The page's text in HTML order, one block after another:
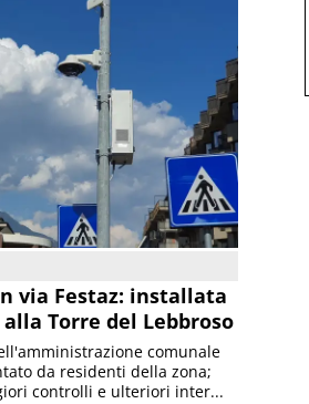
via Festaz: installata
Torre del Lebbroso
comunale
da residenti della zona;
controlli e ulteriori inter...